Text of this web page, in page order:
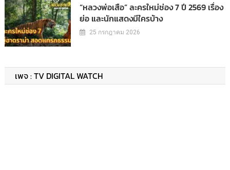
“หลวงพ่อเสือ” ละครใหม่ช่อง 7 ปี 2569 เรื่อง
ย่อ และนักแสดงมีใครบ้าง
25 กรกฎาคม 2026
เพจ : TV DIGITAL WATCH